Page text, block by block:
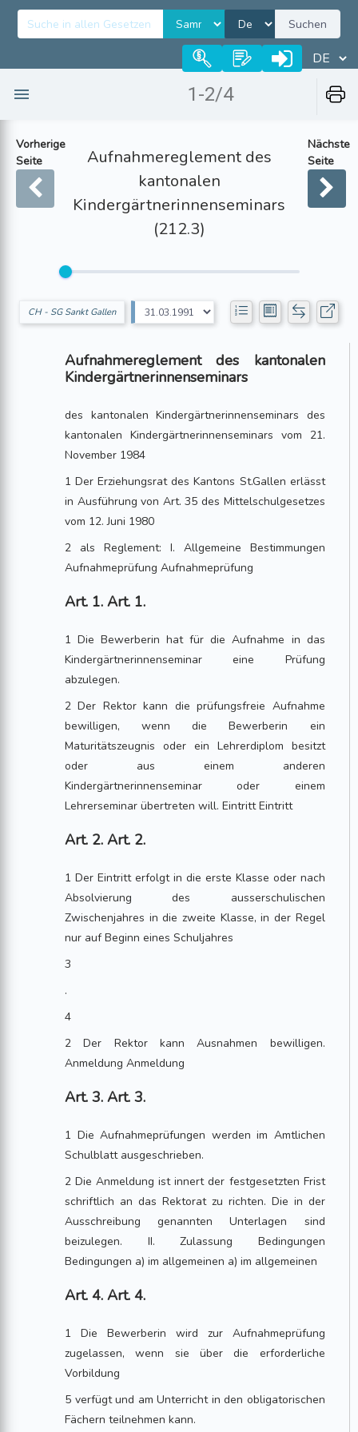
Suchen
1-2/4
Vorherige
Seite
Aufnahmereglement des
kantonalen
Kindergärtnerinnenseminars
(212.3)
Nächste
Seite
CH - SG Sankt Gallen
Aufnahmereglement des kantonalen
Kindergärtnerinnenseminars
des kantonalen Kindergärtnerinnenseminars des
kantonalen Kindergärtnerinnenseminars vom 21.
November 1984
1 Der Erziehungsrat des Kantons St.Gallen erlässt
in Ausführung von Art. 35 des Mittelschulgesetzes
vom 12. Juni 1980
2 als Reglement: I. Allgemeine Bestimmungen
Aufnahmeprüfung Aufnahmeprüfung
Art. 1. Art. 1.
1 Die Bewerberin hat für die Aufnahme in das
Kindergärtnerinnenseminar eine Prüfung
abzulegen.
2 Der Rektor kann die prüfungsfreie Aufnahme
bewilligen, wenn die Bewerberin ein
Maturitätszeugnis oder ein Lehrerdiplom besitzt
oder aus einem anderen
Kindergärtnerinnenseminar oder einem
Lehrerseminar übertreten will. Eintritt Eintritt
Art. 2. Art. 2.
1 Der Eintritt erfolgt in die erste Klasse oder nach
Absolvierung des ausserschulischen
Zwischenjahres in die zweite Klasse, in der Regel
nur auf Beginn eines Schuljahres
3
.
4
2 Der Rektor kann Ausnahmen bewilligen.
Anmeldung Anmeldung
Art. 3. Art. 3.
1 Die Aufnahmeprüfungen werden im Amtlichen
Schulblatt ausgeschrieben.
2 Die Anmeldung ist innert der festgesetzten Frist
schriftlich an das Rektorat zu richten. Die in der
Ausschreibung genannten Unterlagen sind
beizulegen. II. Zulassung Bedingungen
Bedingungen a) im allgemeinen a) im allgemeinen
Art. 4. Art. 4.
1 Die Bewerberin wird zur Aufnahmeprüfung
zugelassen, wenn sie über die erforderliche
Vorbildung
5 verfügt und am Unterricht in den obligatorischen
Fächern teilnehmen kann.